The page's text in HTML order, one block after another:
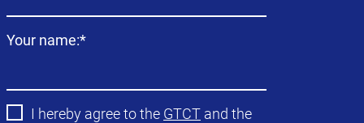
Champ
Your name:*
I hereby agree to the GTCT and the